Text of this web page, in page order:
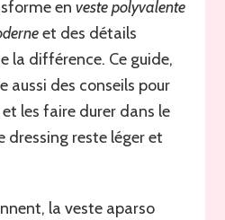
enveste polyvalente
et des détails
la différence. Ce guide,
aussi des conseils pour
les faire durer dans le
reste léger et
la veste aparso